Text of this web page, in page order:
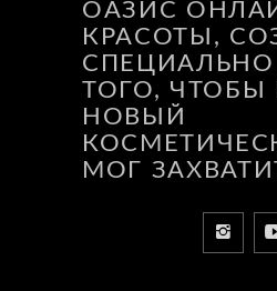
ОАЗИС
КРАСОТЫ,
СПЕЦИАЛЬНО
ТОГО, ЧТОБЫ
НОВЫЙ
МОГ